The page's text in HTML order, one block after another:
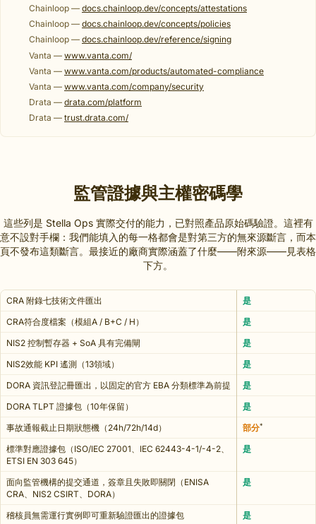
Chainloop — docs.chainloop.dev/concepts/attestations
Chainloop — docs.chainloop.dev/concepts/policies
Chainloop — docs.chainloop.dev/reference/signing
Vanta — www.vanta.com/
Vanta — www.vanta.com/products/automated-compliance
Vanta — www.vanta.com/company/security
Drata — drata.com/platform
Drata — trust.drata.com/
監管證據與主權密碼學
這些列是 Stella Ops 實際交付的能力，已對照產品原始碼驗證。這裡有
意不設對手欄：我們能填入的每一格都會是對第三方的無來源斷言，而本
頁不發布這類斷言。最接近的廠商實際涵蓋了什麼——附來源——見表格
下方。
CRA 附錄七技術文件匯出
是
CRA符合度檔案（模組A / B+C / H）
是
NIS2 控制暫存器 + SoA 具有完備閘
是
NIS2效能 KPI 遙測（13領域）
是
DORA 資訊登記冊匯出，以固定的官方 EBA 分類標準為前提
是
DORA TLPT 證據包（10年保留）
是
事故通報截止日期狀態機（24h/72h/14d）
部分*
標準對應證據包（ISO/IEC 27001、IEC 62443-4-1/-4-2、
ETSI EN 303 645）
是
面向監管機構的提交通道，簽章且失敗即關閉（ENISA
CRA、NIS2 CSIRT、DORA）
是
稽核員無需運行實例即可重新驗證匯出的證據包
是